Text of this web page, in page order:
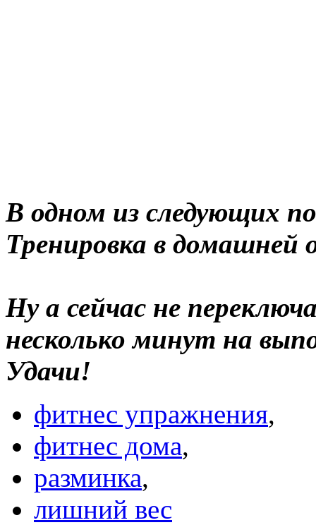
В одном из следующих
Тренировка в домашней
Ну а сейчас не
несколько минут на
Удачи!
фитнес упражнения,
фитнес дома,
разминка,
лишний вес